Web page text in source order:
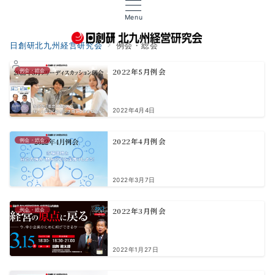
Menu
日創研北九州経営研究会 例会・総会
例会・総会 2022年5月例会
2022年4月4日
例会・総会 2022年4月例会
2022年3月7日
例会・総会 2022年3月例会
2022年1月27日